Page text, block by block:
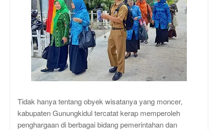
Tidak hanya tentang obyek wisatanya yang moncer,
kabupaten Gunungkidul tercatat kerap memperoleh
penghargaan di berbagai bidang pemerintahan dan